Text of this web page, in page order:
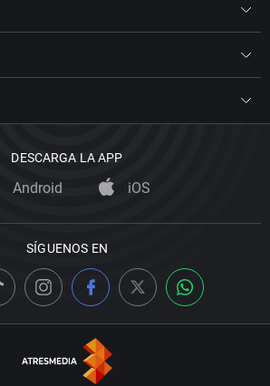
DESCARGA LA APP
Android iOS
SÍGUENOS EN